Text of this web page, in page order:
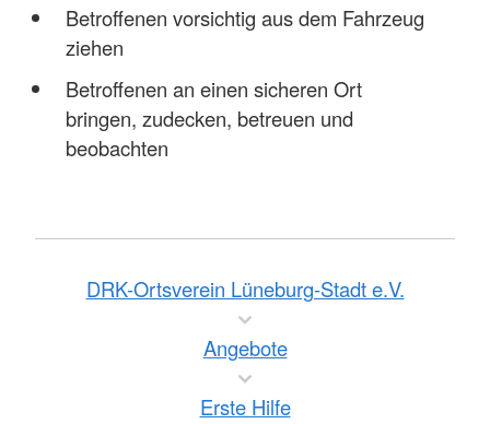
Betroffenen vorsichtig aus dem Fahrzeug
ziehen
Betroffenen an einen sicheren Ort
bringen, zudecken, betreuen und
beobachten
DRK-Ortsverein Lüneburg-Stadt e.V.
Angebote
Erste Hilfe